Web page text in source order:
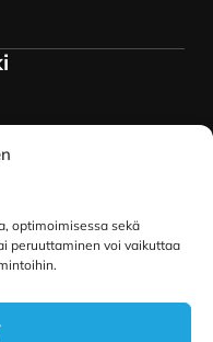
optimoimisessa sekä
peruuttaminen voi vaikuttaa
18
34